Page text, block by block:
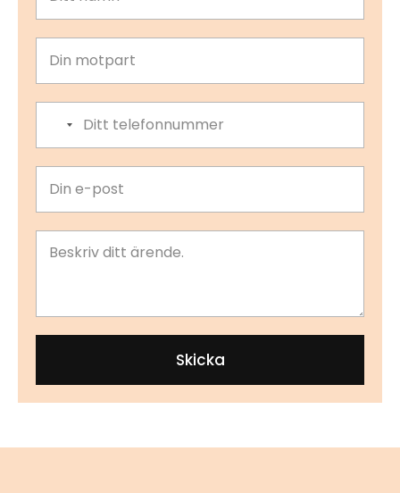
No country selected
Skicka